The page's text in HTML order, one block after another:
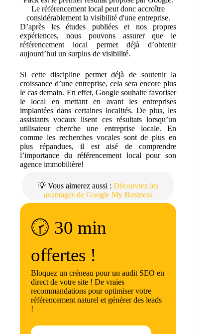
Le référencement local peut donc accroître
considérablement la visibilité d'une entreprise.
D’après les études publiées et nos propres
expériences, nous pouvons assurer que le
référencement local permet déjà d’obtenir
aujourd’hui un surplus de visibilité.
Si cette discipline permet déjà de soutenir la
croissance d’une entreprise, cela sera encore plus
le cas demain. En effet, Google souhaite favoriser
le local en mettant en avant les entreprises
implantées dans certaines localités. De plus, les
assistants vocaux lisent ces résultats lorsqu’un
utilisateur cherche une entreprise locale. En
comme les recherches vocales sont de plus en
plus répandues, il est aisé de comprendre
l’importance du référencement local pour son
agence immobilière!
💡 Vous aimerez aussi :Découvrez les
avantages de Google My Business
🕝 30 min
offertes !
Bloquez un créneau pour un audit SEO en
direct de votre site ! De vraies
recommandations pour optimiser votre
référencement naturel et générer des leads
!